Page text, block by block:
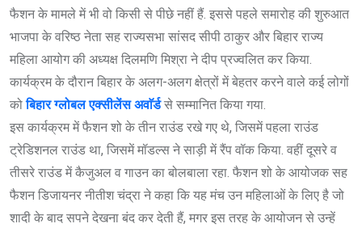
फैशन के मामले में भी वो किसी से पीछे नहीं हैं. इससे पहले समारोह की शुरुआत
भाजपा के वरिष्ठ नेता सह राज्यसभा सांसद सीपी ठाकुर और बिहार राज्य
महिला आयोग की अध्यक्ष दिलमणि मिश्रा ने दीप प्रज्वलित कर किया.
कार्यक्रम के दौरान बिहार के अलग-अलग क्षेत्रों में बेहतर करने वाले कई लोगों
कोबिहार ग्लोबल एक्सीलेंस अवाॅर्डसे सम्मानित किया गया.
इस कार्यक्रम में फैशन शो के तीन राउंड रखे गए थे, जिसमें पहला राउंड
ट्रेडिशनल राउंड था, जिसमें मॉडल्स ने साड़ी में रैंप वॉक किया. वहीं दूसरे व
तीसरे राउंड में कैजुअल व गाउन का बोलबाला रहा. फैशन शो के आयोजक सह
फैशन डिजायनर नीतीश चंद्रा ने कहा कि यह मंच उन महिलाओं के लिए है जो
शादी के बाद सपने देखना बंद कर देती हैं, मगर इस तरह के आयोजन से उन्हें